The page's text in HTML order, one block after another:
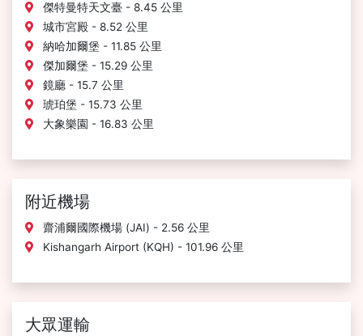
傑特曼特天文臺 - 8.45 公里
城市宮殿 - 8.52 公里
納哈加爾堡 - 11.85 公里
傑加爾堡 - 15.29 公里
鏡廳 - 15.7 公里
琥珀堡 - 15.73 公里
大象樂園 - 16.83 公里
附近機場
齋浦爾國際機場 (JAI) - 2.56 公里
Kishangarh Airport (KQH) - 101.96 公里
大眾運輸